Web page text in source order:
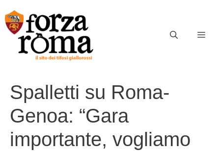
al
contenuto
Spalletti su Roma-
Genoa: “Gara
importante, vogliamo